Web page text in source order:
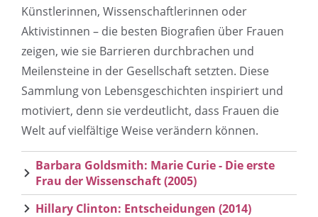
Künstlerinnen, Wissenschaftlerinnen oder
Aktivistinnen – die besten Biografien über Frauen
zeigen, wie sie Barrieren durchbrachen und
Meilensteine in der Gesellschaft setzten. Diese
Sammlung von Lebensgeschichten inspiriert und
motiviert, denn sie verdeutlicht, dass Frauen die
Welt auf vielfältige Weise verändern können.
Barbara Goldsmith: Marie Curie - Die erste
Frau der Wissenschaft (2005)
Hillary Clinton: Entscheidungen (2014)